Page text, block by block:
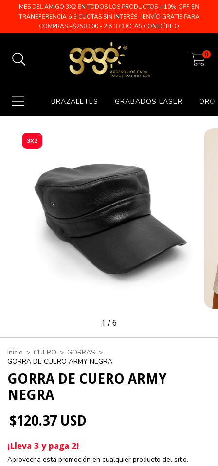
MES DEL AMIGO 3X2 EN TODOS LOS PRODUCTOS + 10% OFF EN
TRANSFERENCIA ó 3 CUOTAS SIN INTERÉS - ENVÍO GRATIS PARA
COMPRAS +$250.000 - 2 ó 3 CUOTAS CON DÉBITO
0
BRAZALETES GRABADOS LASER ORO
3X2
1 / 6
Inicio > CUERO > GORRAS >
GORRA DE CUERO ARMY NEGRA
GORRA DE CUERO ARMY
NEGRA
$120.37 USD
¡Lleva 3 y paga 2!
Aprovecha esta promoción en cualquier producto del sitio.